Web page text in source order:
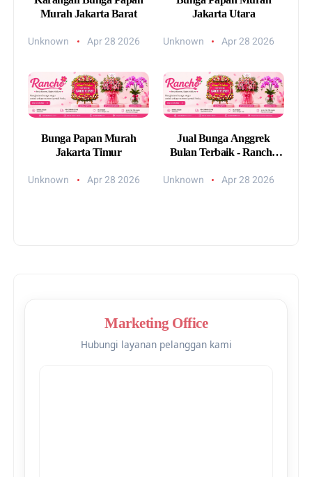
Murah Jakarta Barat
Unknown Apr 28 2026
Jakarta Utara
Unknown Apr 28 2026
Bunga Papan Murah
Jakarta Timur
Unknown Apr 28 2026
Jual Bunga Anggrek
Bulan Terbaik - Rancho
Unknown Apr 28 2026
Marketing Office
Hubungi layanan pelanggan kami